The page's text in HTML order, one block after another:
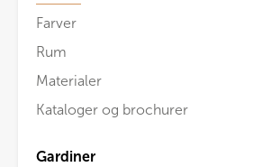
Farver
Rum
Materialer
Kataloger og brochurer
Gardiner